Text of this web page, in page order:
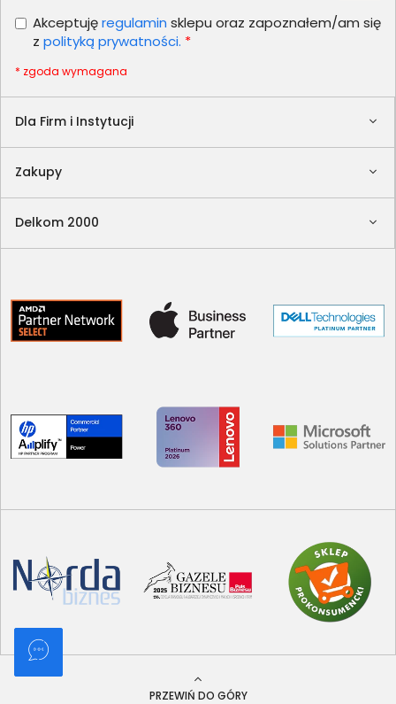
Dla Firm i Instytucji
Zakupy
Delkom 2000
Akceptujęregulamin sklepu oraz zapoznałem/am się
z polityką prywatności. *
* zgoda wymagana
PRZEWIŃ DO GÓRY